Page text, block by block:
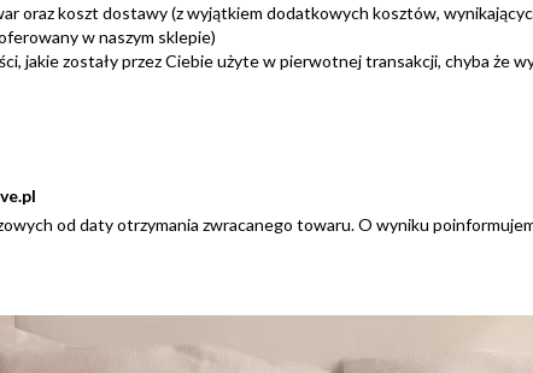
oraz koszt dostawy (z wyjątkiem dodatkowych kosztów,
w naszym sklepie)
jakie zostały przez Ciebie użyte w pierwotnej transakcji, chyba że
od daty otrzymania zwracanego towaru. O wyniku